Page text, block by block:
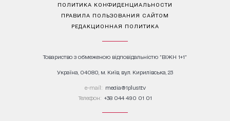
ПОЛИТИКА КОНФИДЕНЦИАЛЬНОСТИ
ПРАВИЛА ПОЛЬЗОВАНИЯ САЙТОМ
РЕДАКЦИОННАЯ ПОЛИТИКА
Товариство з обмеженою відповідальністю "ВІЖН 1+1"
Україна, 04080, м. Київ, вул. Кирилівська, 23
е-mail: media@1plus1.tv
Телефон: +38 044 490 01 01